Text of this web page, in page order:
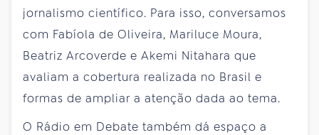
jornalismo científico. Para isso, conversamos
com Fabíola de Oliveira, Mariluce Moura,
Beatriz Arcoverde e Akemi Nitahara que
avaliam a cobertura realizada no Brasil e
formas de ampliar a atenção dada ao tema.
O Rádio em Debate também dá espaço a